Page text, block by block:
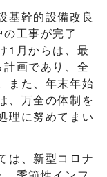
基幹的設備改良
工事が完了
1月からは、最
画であり、全
また、年末年始
、万全の体制を
理に努めてまい
は、新型コロナ